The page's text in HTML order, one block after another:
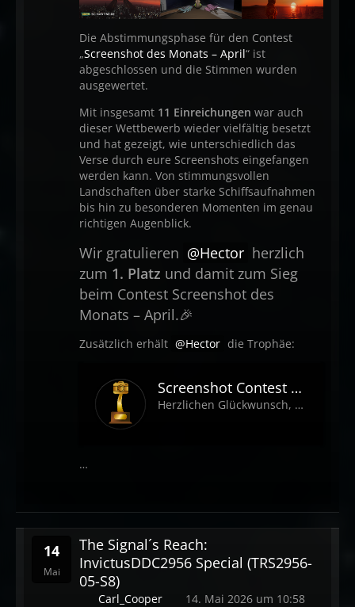
Die Abstimmungsphase für den Contest
„Screenshot des Monats – April“ ist
abgeschlossen und die Stimmen wurden
ausgewertet.
Mit insgesamt 11 Einreichungen war auch
dieser Wettbewerb wieder vielfältig besetzt
und hat gezeigt, wie unterschiedlich das
Verse durch eure Screenshots eingefangen
werden kann. Von stimmungsvollen
Landschaften über starke Schiffsaufnahmen
bis hin zu besonderen Momenten im genau
richtigen Augenblick.
Wir gratulieren Hector herzlich
zum 1. Platz und damit zum Sieg
beim Contest Screenshot des
Monats – April.🎉
Zusätzlich erhält Hector die Trophäe:
Screenshot Contest Gewinner:in 🥇
Herzlichen Glückwunsch, als Sieger*in des
…
14
Mai
The Signal´s Reach:
InvictusDDC2956 Special (TRS2956-
05-S8)
Carl_Cooper 14. Mai 2026 um 10:58